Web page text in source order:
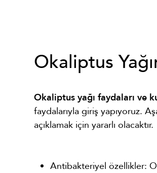
Okaliptus
Okaliptus yağı faydaları ve
faydalarıyla giriş yapıyoruz.
açıklamak için yararlı olacaktır.
Antibakteriyel özellikler: